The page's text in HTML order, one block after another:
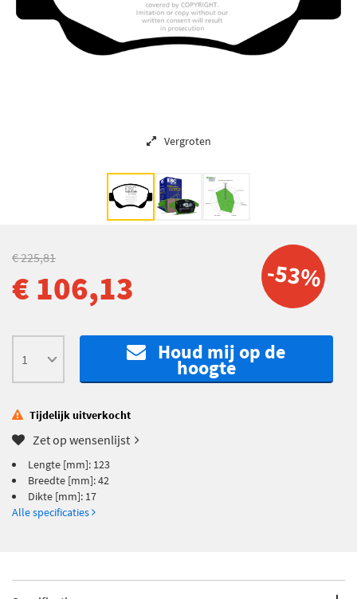
Vergroten
-53%
€ 225,81
€ 106,13
Houd mij op de
hoogte
Tijdelijk uitverkocht
Zet op wensenlijst
Lengte [mm]: 123
Breedte [mm]: 42
Dikte [mm]: 17
Alle specificaties